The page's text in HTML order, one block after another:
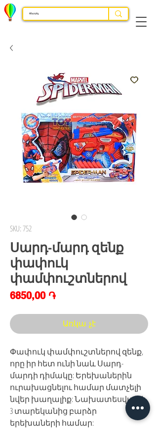
SKU: 752
Սարդ-մարդ զենք
փափուկ
փամփուշտներով
6850,00 ֏Price
Առկա չէ
Փափուկ փամփուշտներով զենք,
որը իր հետ ունի նաև Սարդ-
մարդի դիմակը: Երեխաներին
ուրախացնելու համար մատչելի
նվեր խաղալիք: Նախատեսված է
3 տարեկանից բարձր
երեխաների համար: